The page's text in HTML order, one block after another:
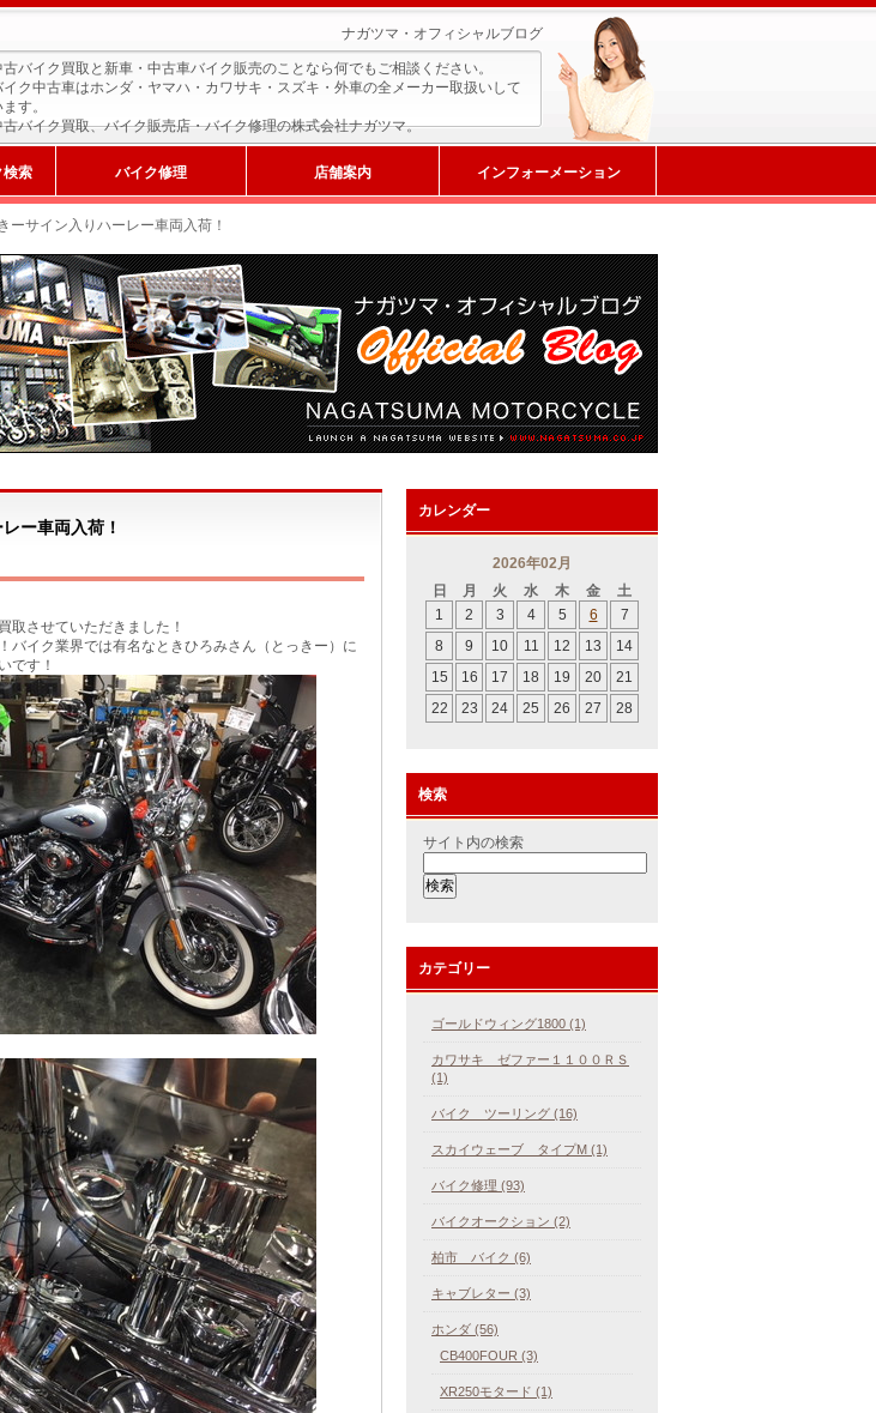
ナガツマ・オフィシャルブログ
古バイク買取と新車・中古車バイク販売のことなら何でもご相談ください。
イク中古車はホンダ・ヤマハ・カワサキ・スズキ・外車の全メーカー取扱いして
す。
古バイク買取、バイク販売店・バイク修理の株式会社ナガツマ。
検索 バイク修理 店舗案内 インフォーメーション
ーサイン入りハーレー車両入荷！
ー車両入荷！
取させていただきました！
バイク業界では有名なときひろみさん（とっきー）に
です！
カレンダー
2026年02月
日
月 火 水 木 金
土
1
2 3 4 5 6
7
8
9 10 11 12 13
14
15
16 17 18 19 20
21
22
23 24 25 26 27 28
検索
サイト内の検索
カテゴリー
ゴールドウィング1800 (1)
カワサキ ゼファー１１００ＲＳ
(1)
バイク ツーリング (16)
スカイウェーブ タイプM (1)
バイク修理 (93)
バイクオークション (2)
柏市 バイク (6)
キャブレター (3)
ホンダ (56)
CB400FOUR (3)
XR250モタード (1)
検索
ス工場
専門